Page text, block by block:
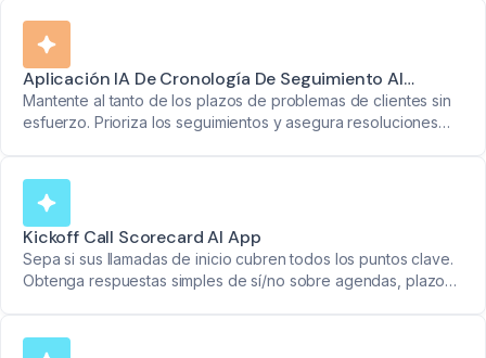
Aplicación IA De Cronología De Seguimiento Al
Cliente
Mantente al tanto de los plazos de problemas de clientes sin
esfuerzo. Prioriza los seguimientos y asegura resoluciones
Kickoff Call Scorecard AI App
Sepa si sus llamadas de inicio cubren todos los puntos clave.
Obtenga respuestas simples de sí/no sobre agendas, plazos,